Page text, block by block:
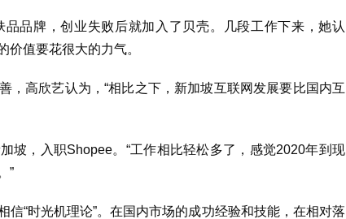
品牌，创业失败后就加入了贝壳。几段工作下来，她认
价值要花很大的力气。
，高欣艺认为，“相比之下，新加坡互联网发展要比国内互
坡，入职Shopee。“工作相比轻松多了，感觉2020年到现
”
“时光机理论”。在国内市场的成功经验和技能，在相对落